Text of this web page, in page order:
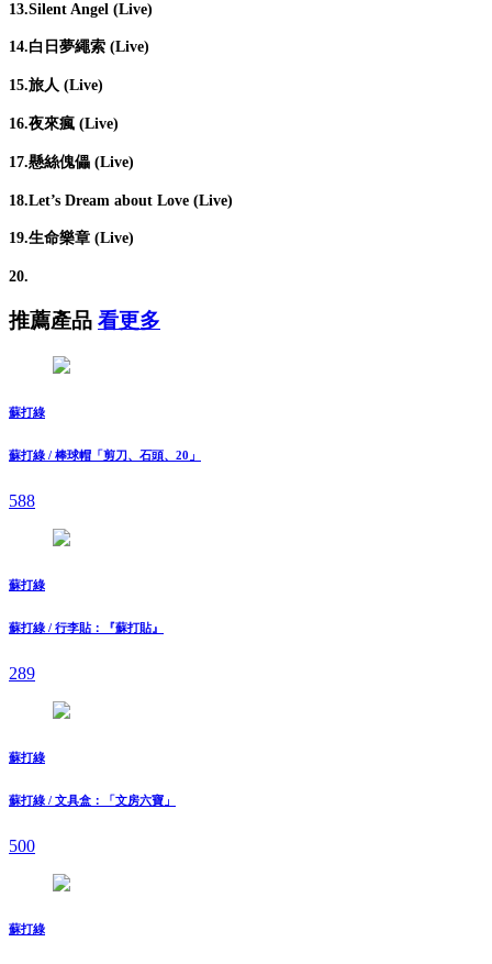
13.Silent Angel (Live)
14.白日夢繩索 (Live)
15.旅人 (Live)
16.夜來瘋 (Live)
17.懸絲傀儡 (Live)
18.Let’s Dream about Love (Live)
19.生命樂章 (Live)
20.
推薦產品 看更多
蘇打綠
蘇打綠 / 棒球帽「剪刀、石頭、20」
588
蘇打綠
蘇打綠 / 行李貼：『蘇打貼』
289
蘇打綠
蘇打綠 / 文具盒：「文房六寶」
500
蘇打綠